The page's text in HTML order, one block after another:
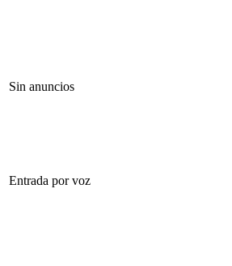
Sin anuncios
Entrada por voz